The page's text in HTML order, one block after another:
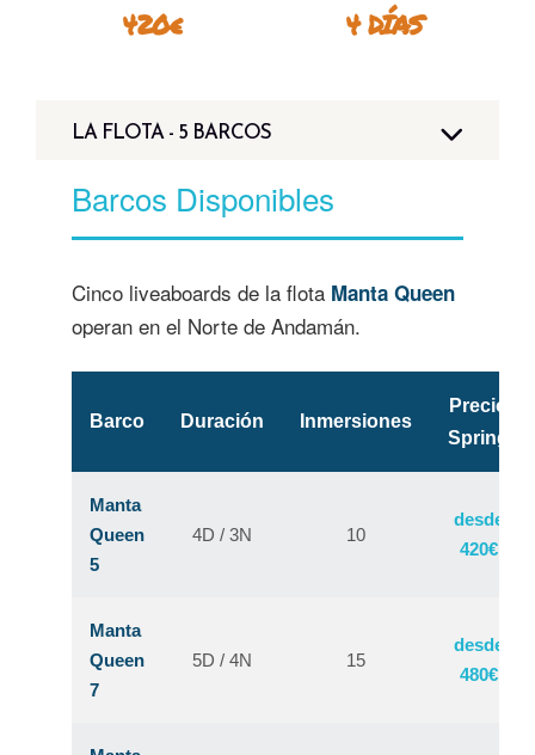
420€ 4 DÍAS
LA FLOTA - 5 BARCOS
Barcos Disponibles
Cinco liveaboards de la flota Manta Queen
operan en el Norte de Andamán.
Barco Duración Inmersiones
Precio
Spring
Manta
Queen
5
4D / 3N 10
desde
420€
Manta
Queen
7
5D / 4N 15
desde
480€